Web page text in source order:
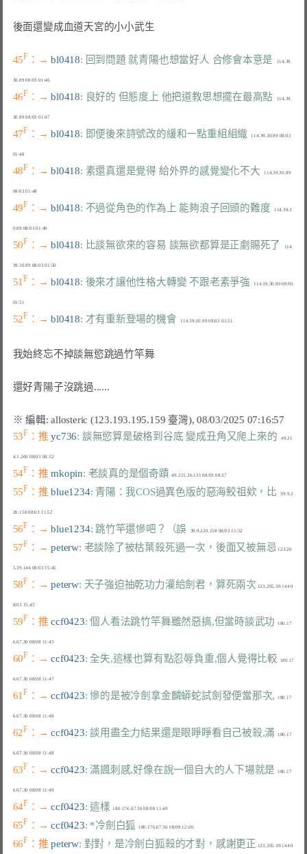
後面還變成血道天宮的小小武生
45F ：→ bl0418: 回到問題 就青陽也想當好人 合修會本意是
   114.39.
30.89 08/03 01:46
46F ：→ bl0418: 良好的 但態度上 他把道教思想擺在最高點
   114.39.
30.89 08/03 01:47
47F ：→ bl0418: 即便後來詩號改的緩和一點重組組織
   114.39.30.89 08/03
01:48
48F ：→ bl0418: 素還真還是覺得 給外界的感覺變化不大
   114.39.30.89
49F ：→ bl0418: 不過從角色的作為上 能夠浪子回頭的難度
   114.39.3
50F ：→ bl0418: 比談無欲來的容易 談無欲都算是正劇賜死了
   114.
51F ：→ bl0418: 後來才讓他性格大轉變 不跟老素爭強
   114.39.30.89 08/03
52F ：→ bl0418: 才有重新登場的機會
我始終忘不掉談無慾跳過竹竿舞
還好青陽子沒跳過......
53F ：推 yc736: 談無慾算是破格到谷底 變成丑角又爬上來的
   49.21
54F ：推 mkopin: 老談真的是個奇蹟
  49.215.26.131 08/03 08:37
55F ：推 blue1234: 青陽：我COS過異色版的惡海鮫祖欸，比
   39.9.2
56F ：→ blue1234: 跳竹竿還慘吧？（誤
57F ：→ peterw: 老談除了被枯葉殺死過一次，後面又被無忌 123.20
58F ：→ peterw: 天子強迫抽乾功力灌給劍君，算死兩次 123.205.39.144 0
8/03 15:45
59F ：推 ccf0423: 個人看法跳竹竿舞雖然惡搞,但當時談武功
  180.17
6.67.30 08/08 11:45
60F ：→ ccf0423: 全失,這樣也算有點忍辱負重,個人覺得比較
  180.17
6.67.30 08/08 11:47
61F ：→ ccf0423: 慘的是被冷劍拿金麟蟒蛇試劍發便當那次,
  180.17
6.67.30 08/08 11:48
62F ：→ ccf0423: 談用盡全力結果還是眼睜睜看自己被殺,滿
  180.17
6.67.30 08/08 11:48
63F ：→ ccf0423: 滿諷刺感,好像在說一個自大的人下場就是
  180.17
6.67.30 08/08 11:49
64F ：→ ccf0423: 這樣
65F ：→ ccf0423: *冷劍白狐
  180.176.67.30 08/08 12:00
66F ：推 peterw: 對對，是冷劍白狐殺的才對，感謝更正 123.205.39.144 0